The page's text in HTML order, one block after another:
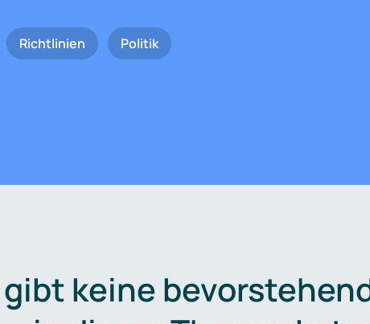
Richtlinien Politik
gibt keine